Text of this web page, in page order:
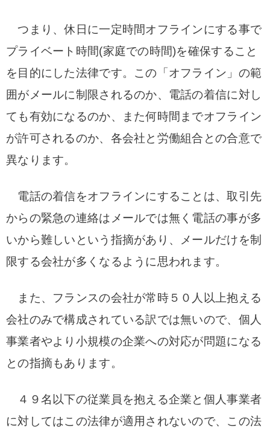
つまり、休日に一定時間オフラインにする事で
プライベート時間(家庭での時間)を確保すること
を目的にした法律です。この「オフライン」の範
囲がメールに制限されるのか、電話の着信に対し
ても有効になるのか、また何時間までオフライン
が許可されるのか、各会社と労働組合との合意で
異なります。
電話の着信をオフラインにすることは、取引先
からの緊急の連絡はメールでは無く電話の事が多
いから難しいという指摘があり、メールだけを制
限する会社が多くなるように思われます。
また、フランスの会社が常時５０人以上抱える
会社のみで構成されている訳では無いので、個人
事業者やより小規模の企業への対応が問題になる
との指摘もあります。
４９名以下の従業員を抱える企業と個人事業者
に対してはこの法律が適用されないので、この法